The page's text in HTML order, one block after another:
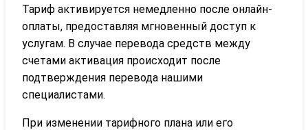
Тариф активируется немедленно после онлайн-
оплаты, предоставляя мгновенный доступ к
услугам. В случае перевода средств между
счетами активация происходит после
подтверждения перевода нашими
специалистами.
При изменении тарифного плана или его